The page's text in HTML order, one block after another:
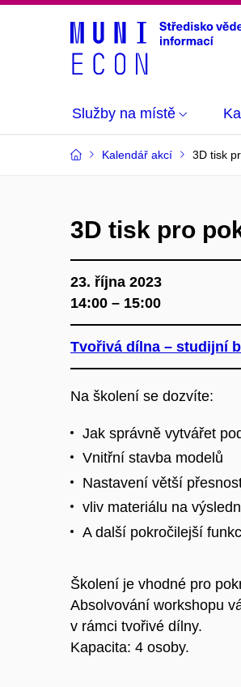
Služby na místě
Kalendář akcí 3D tisk
3D tisk pro
23. října 2023
14:00 – 15:00
Tvořivá dílna – studijní
Na školení se dozvíte:
Jak správně vytvářet
Vnitřní stavba modelů
Nastavení větší
vliv materiálu na
A další pokročilejší
Školení je vhodné pro
Absolvování workshopu
v rámci tvořivé dílny.
Kapacita: 4 osoby.